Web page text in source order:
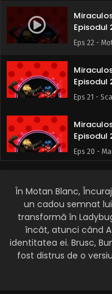
Episodul
Eps 22 -
Episodul
Eps 21 -
Episodul
Eps 20 -
Episodul
Eps 19 -
Episodul
Eps 18 -
În Motan Blanc,
un cadou semnat
transformă în
încât, atunci când
identitatea ei. Brusc,
fost distrus de o